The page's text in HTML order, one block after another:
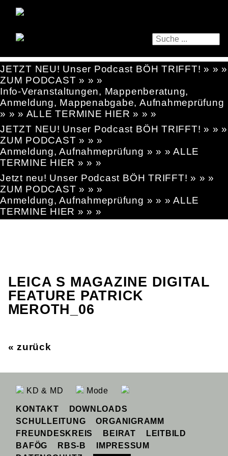
JETZT NEU! Unser Podcast BÖH TRIFFT! » » »
ZUM PODCAST » » »
Info-Veranstaltungen, Mappenberatung,
Anmeldung, Mappenabgabe, Aufnahmeprüfung
» » » ALLE TERMINE HIER » » »
JETZT NEU! Unser Podcast BÖH TRIFFT! » » »
ZUM PODCAST » » »
Anmeldung, Aufnahmeprüfung » » » ALLE
TERMINE HIER » » »
Jetzt neu! Unser Podcast BÖH TRIFFT! » » »
ZUM PODCAST » » »
Anmeldung, Aufnahmeprüfung » » » ALLE
TERMINE HIER » » »
LEICA S MAGAZINE DIGITAL
FEATURE PATRICK
MEROTH_06
« zurück
KD & MD Mode
KONTAKT
DOWNLOADS
SCHULLEITUNG
ORGANIGRAMM
FREUNDESKREIS
BEIRAT
LEITBILD
BAFÖG
RBS-B
IMPRESSUM